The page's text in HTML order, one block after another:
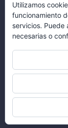
©
Utilizamos
funcionamiento
servicios. Puede
necesarias o